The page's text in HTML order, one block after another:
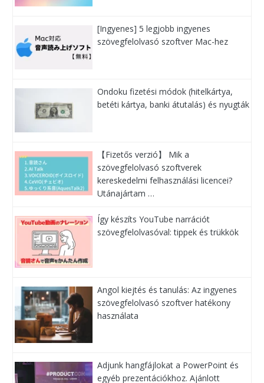
[Ingyenes] 5 legjobb ingyenes
szövegfelolvasó szoftver Mac-hez
Ondoku fizetési módok (hitelkártya,
betéti kártya, banki átutalás) és nyugták
【Fizetős verzió】 Mik a
szövegfelolvasó szoftverek
kereskedelmi felhasználási licencei?
Utánajártam …
Így készíts YouTube narrációt
szövegfelolvasóval: tippek és trükkök
Angol kiejtés és tanulás: Az ingyenes
szövegfelolvasó szoftver hatékony
használata
Adjunk hangfájlokat a PowerPoint és
egyéb prezentációkhoz. Ajánlott